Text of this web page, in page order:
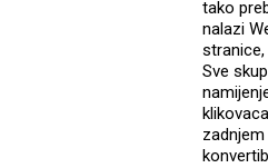
tako
nalazi
Sve